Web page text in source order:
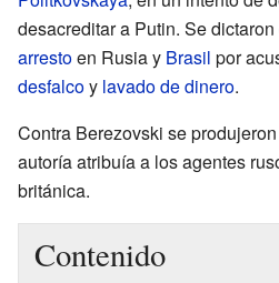
desacreditar a Putin. Se
arrestoen Rusia y Brasil por
desfalcoy lavado de dinero.
Contra Berezovski se
autoría atribuía a los agentes
británica.
Contenido